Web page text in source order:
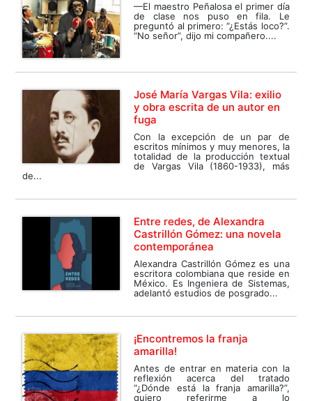
—El maestro Peñalosa el primer día
de clase nos puso en fila. Le
preguntó al primero: “¿Estás loco?”.
“No señor”, dijo mi compañero....
José María Vargas Vila: exilio
y obra escrita de un autor en
fuga
Con la excepción de un par de
escritos mínimos y muy menores, la
totalidad de la producción textual
de Vargas Vila (1860-1933), más
de...
Entre redes, de Alexandra
Castrillón Gómez: una novela
contemporánea
Alexandra Castrillón Gómez es una
escritora colombiana que reside en
México. Es Ingeniera de Sistemas,
adelantó estudios de posgrado...
¡Encontremos la franja
amarilla!
Antes de entrar en materia con la
reflexión acerca del tratado
“¿Dónde está la franja amarilla?”,
quiero referirme a lo